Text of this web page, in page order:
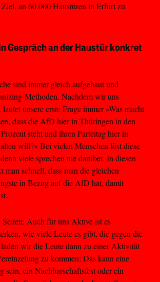
Ziel, an 60.000 Haustüren in Erfurt zu
Gespräch an der Haustür konkret
sind immer gleich aufgebaut und
Methoden. Nachdem wir uns
unsere erste Frage immer »Was macht
dass die AfD hier in Thüringen in den
steht und ihren Parteitag hier in
will?« Bei vielen Menschen löst diese
viele sprechen nie darüber. In diesen
man schnell, dass man die gleichen
in Bezug auf die AfD hat, damit
Auch für uns Aktive ist es
wie viele Leute es gibt, die gegen die
wir die Leute dann zu einer Aktivität
zu kommen: Das kann eine
sein, ein Nachbarschaftsfest oder ein